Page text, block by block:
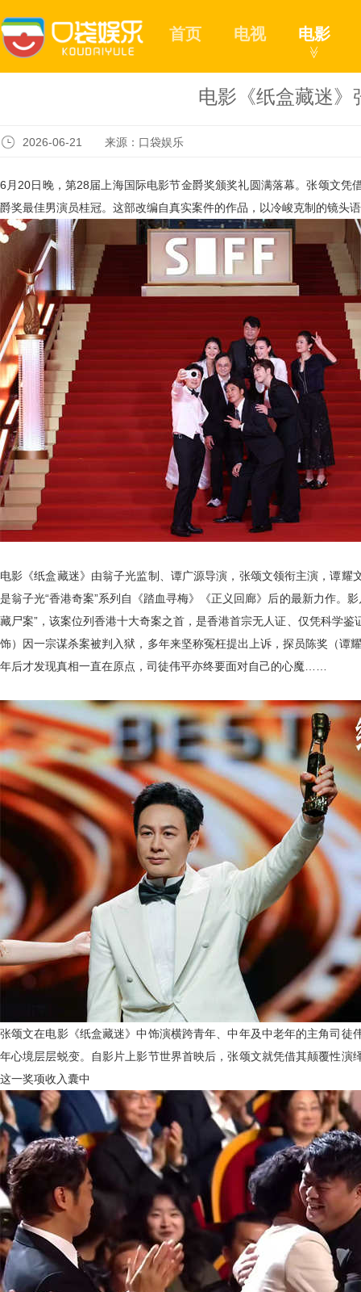
首页 电视 电影
≫
电影《纸盒藏迷
2026-06-21 来源：口袋娱乐
6 月 20日晚，第28届上海国际电影节金爵奖颁奖礼圆满落幕。张颂文凭
爵奖最佳男演员桂冠。这部改编自真实案件的作品，以冷峻克制的镜头
电影《纸盒藏迷》由翁子光监制、谭广源导演，张颂文领衔主演，谭耀
是翁子光“香港奇案”系列自《踏血寻梅》《正义回廊》后的最新力作。
藏尸案”，该案位列香港十大奇案之首，是香港首宗无人证、仅凭科学
饰）因一宗谋杀案被判入狱，多年来坚称冤枉提出上诉，探员陈奖（谭
年后才发现真相一直在原点，司徒伟平亦终要面对自己的心魔……
张颂文在电影《纸盒藏迷》中饰演横跨青年、中年及中老年的主角司徒
年心境层层蜕变。自影片上影节世界首映后，张颂文就凭借其颠覆性演
这一奖项收入囊中